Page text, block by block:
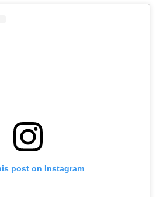
post on Instagram